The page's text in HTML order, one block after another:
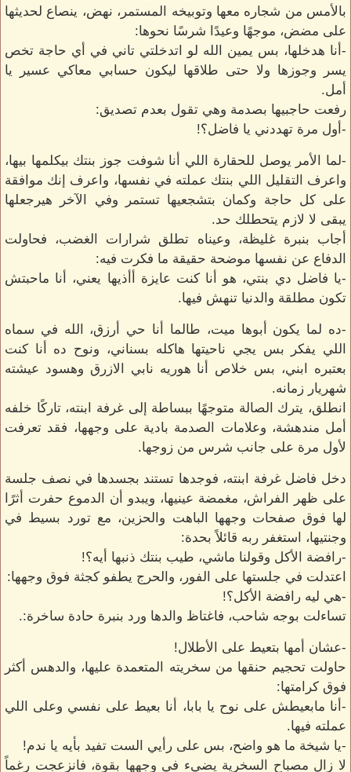
بالأمس من شجاره معها وتوبيخه المستمر، نهض، ينصاع لحديثها
على مضض، موجهًا وعيدًا شرسًا نحوها:
-أنا هدخلها، بس يمين الله لو اتدخلتي تاني في أي حاجة تخص
يسر وجوزها ولا حتى طلاقها ليكون حسابي معاكي عسير يا
أمل.
رفعت حاجبيها بصدمة وهي تقول بعدم تصديق:
-أول مرة تهددني يا فاضل؟!
-لما الأمر يوصل للحقارة اللي أنا شوفت جوز بنتك بيكلمها بيها،
واعرف التقليل اللي بنتك عملته في نفسها، واعرف إنك موافقة
على كل حاجة وكمان بتشجعيها تستمر وفي الآخر هيرجعلها
يبقى لا لازم يتحطلك حد.
أجاب بنبرة غليظة، وعيناه تطلق شرارات الغضب، فحاولت
الدفاع عن نفسها موضحة حقيقة ما فكرت فيه:
-يا فاضل دي بنتي، هو أنا كنت عايزة أأذيها يعني، أنا ماحبتش
تكون مطلقة والدنيا تنهش فيها.
-ده لما يكون أبوها ميت، طالما أنا حي أرزق، الله في سماه
اللي يفكر بس يجي ناحيتها هاكله بسناني، ونوح ده أنا كنت
بعتبره ابني، بس خلاص أنا هوريه نابي الازرق وهسود عيشته
شهريار زمانه.
انطلق، يترك الصالة متوجهًا ببساطة إلى غرفة ابنته، تاركًا خلفه
أمل مندهشة، وعلامات الصدمة بادية على وجهها، فقد تعرفت
لأول مرة على جانب شرس من زوجها.
دخل فاضل غرفة ابنته، فوجدها تستند بجسدها في نصف جلسة
على ظهر الفراش، مغمضة عينيها، ويبدو أن الدموع حفرت أثرًا
لها فوق صفحات وجهها الباهت والحزين، مع تورد بسيط في
وجنتيها، استغفر ربه قائلاً بحدة:
-رافضة الأكل وقولنا ماشي، طيب بنتك ذنبها أيه؟!
اعتدلت في جلستها على الفور، والحرج يطفو كجثة فوق وجهها:
-هي ليه رافضة الأكل؟!
تساءلت بوجه شاحب، فاغتاظ والدها ورد بنبرة حادة ساخرة:.
-عشان أمها بتعيط على الأطلال!
حاولت تحجيم حنقها من سخريته المتعمدة عليها، والدهس أكثر
فوق كرامتها:
-أنا مابعيطش على نوح يا بابا، أنا بعيط على نفسي وعلى اللي
عملته فيها.
-يا شيخة ما هو واضح، بس على رأيي الست تفيد بأيه يا ندم!
لا زال مصباح السخرية يضيء في وجهها بقوة، فانزعجت رغماً